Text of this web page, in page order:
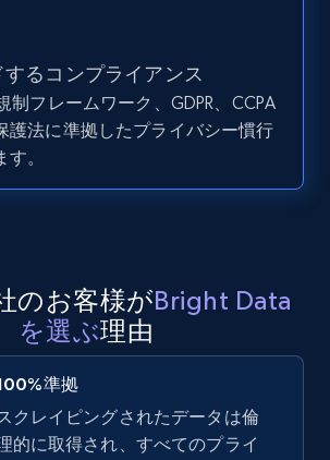
- Discover posts by Profile
Use url, Title, Headline, Post
and more.
- Discover new posts
Use url, Title, Headline, Post
and more.
るコンプライアンス
制フレームワーク、GDPR、CCPA
護法に準拠したプライバシー慣行
。
のお客様がBright Data
を選ぶ理由
準拠
クレイピングされたデータは倫
的に取得され、すべてのプライ